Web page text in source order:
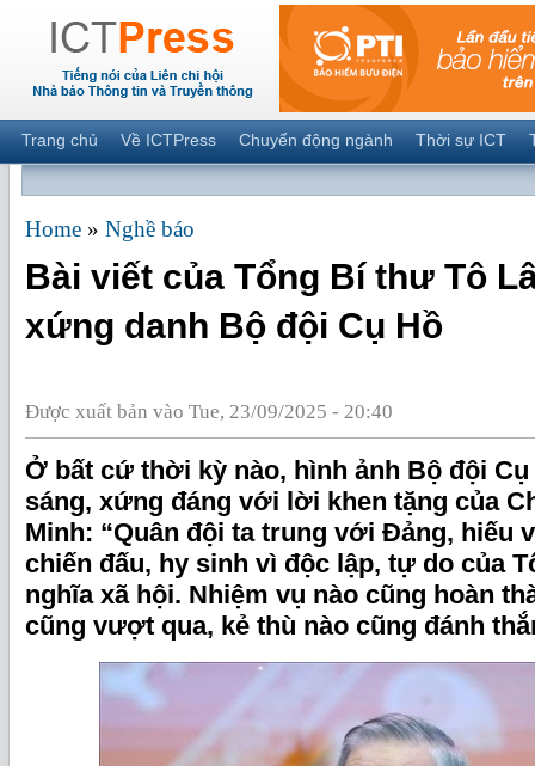
Trang chủ Về ICTPress Chuyển động ngành Thời sự ICT
Home » Nghề báo
Bài viết của Tổng Bí thư Tô
xứng danh Bộ đội Cụ Hồ
Được xuất bản vào Tue, 23/09/2025 - 20:40
Ở bất cứ thời kỳ nào, hình ảnh Bộ đội
sáng, xứng đáng với lời khen tặng của
Minh: “Quân đội ta trung với Đảng, hiếu
chiến đấu, hy sinh vì độc lập, tự do của
nghĩa xã hội. Nhiệm vụ nào cũng hoàn
cũng vượt qua, kẻ thù nào cũng đánh